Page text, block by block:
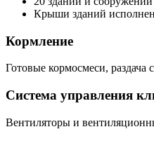
Крыши зданий
Кормление
Готовые кормосмеси, раздача
Система управления
Вентиляторы и